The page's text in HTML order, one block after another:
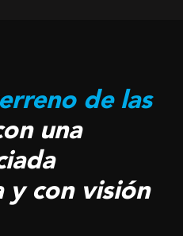
de las
una
y con visión